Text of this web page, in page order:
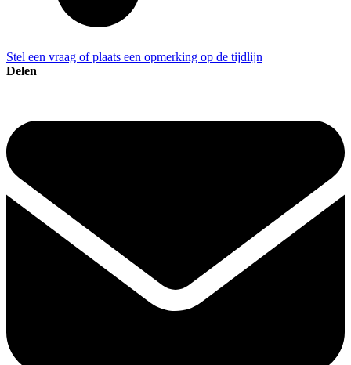
Stel een vraag of plaats een opmerking op de tijdlijn
Delen